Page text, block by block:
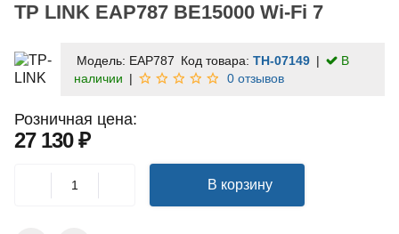
TP LINK EAP787 BE15000 Wi-Fi 7
Модель: EAP787 Код товара:TH-07149
В
наличии
0 отзывов
Розничная цена:
27 130 ₽
В корзину